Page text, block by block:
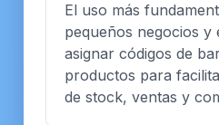
El uso más
pequeños negocios y
asignar códigos de
productos para
de stock, ventas y